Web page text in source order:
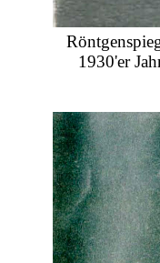
1930'er